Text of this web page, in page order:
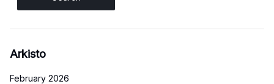
Arkisto
February 2026